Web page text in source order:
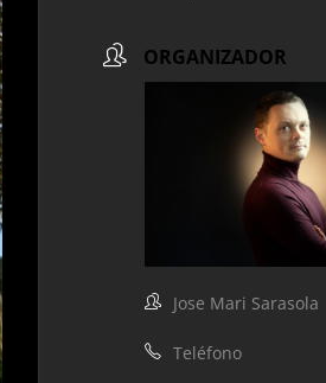
ORGANIZADOR
Jose Mari Sarasola
Teléfono